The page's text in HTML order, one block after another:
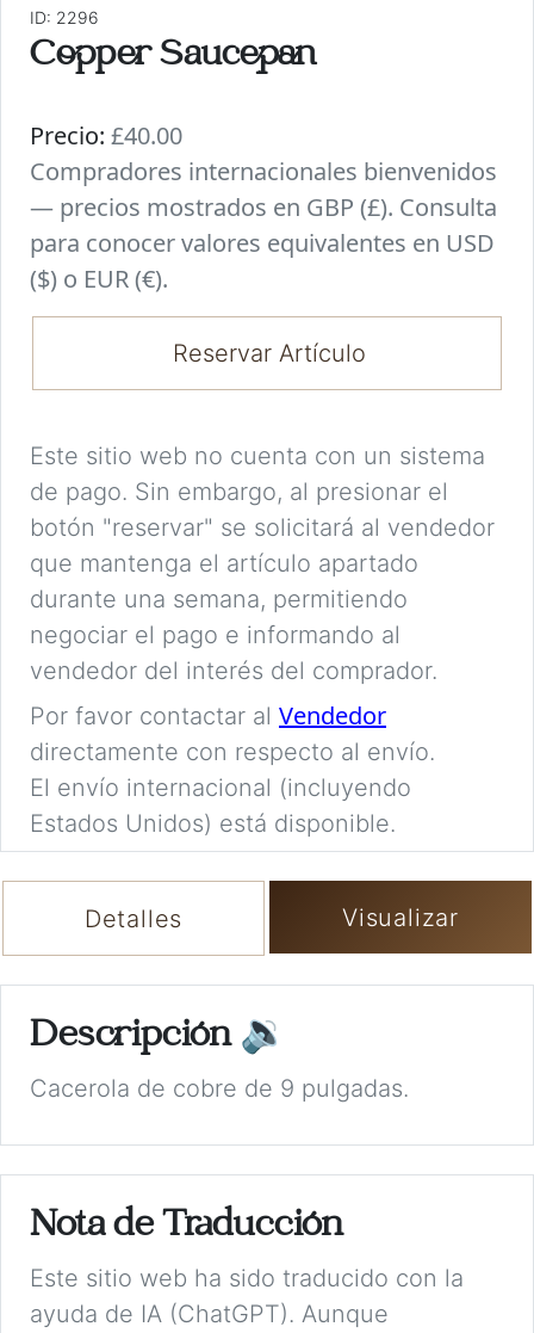
ID: 2296
Copper Saucepan
Precio: £40.00
Compradores internacionales bienvenidos
— precios mostrados en GBP (£). Consulta
para conocer valores equivalentes en USD
($) o EUR (€).
Reservar Artículo
Este sitio web no cuenta con un sistema
de pago. Sin embargo, al presionar el
botón "reservar" se solicitará al vendedor
que mantenga el artículo apartado
durante una semana, permitiendo
negociar el pago e informando al
vendedor del interés del comprador.
Por favor contactar al Vendedor
directamente con respecto al envío.
El envío internacional (incluyendo
Estados Unidos) está disponible.
Detalles Visualizar
Descripción 🔉
Cacerola de cobre de 9 pulgadas.
Nota de Traducción
Este sitio web ha sido traducido con la
ayuda de IA (ChatGPT). Aunque